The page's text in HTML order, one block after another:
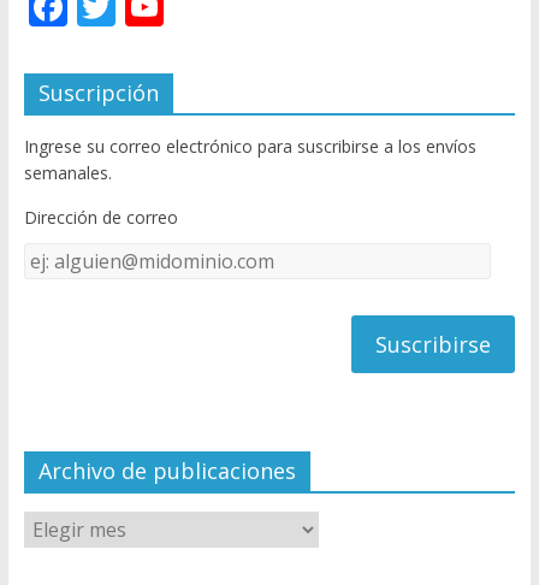
e
b
o
o
k
itt
er
u
T
u
e
C
el
Suscripción
Ingrese su correo electrónico para suscribirse a los envíos
semanales.
Dirección de correo
Dirección
de
Archivo de publicaciones